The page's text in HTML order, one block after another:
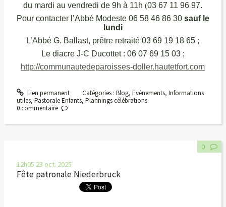
du mardi au vendredi de 9h à 11h(03 67 11 96 97.
Pour contacter l’Abbé Modeste 06 58 46 86 30 sauf le
lundi
L’Abbé G. Ballast, prêtre retraité 03 69 19 18 65 ;
Le diacre J-C Ducottet : 06 07 69 15 03;
http://communautedeparoisses-doller.hautetfort.com
Lien permanent Catégories : Blog, Evénements, Informations
utiles, Pastorale Enfants, Plannings célébrations
0 commentaire
12h05 23 oct. 2025
Fête patronale Niederbruck
0